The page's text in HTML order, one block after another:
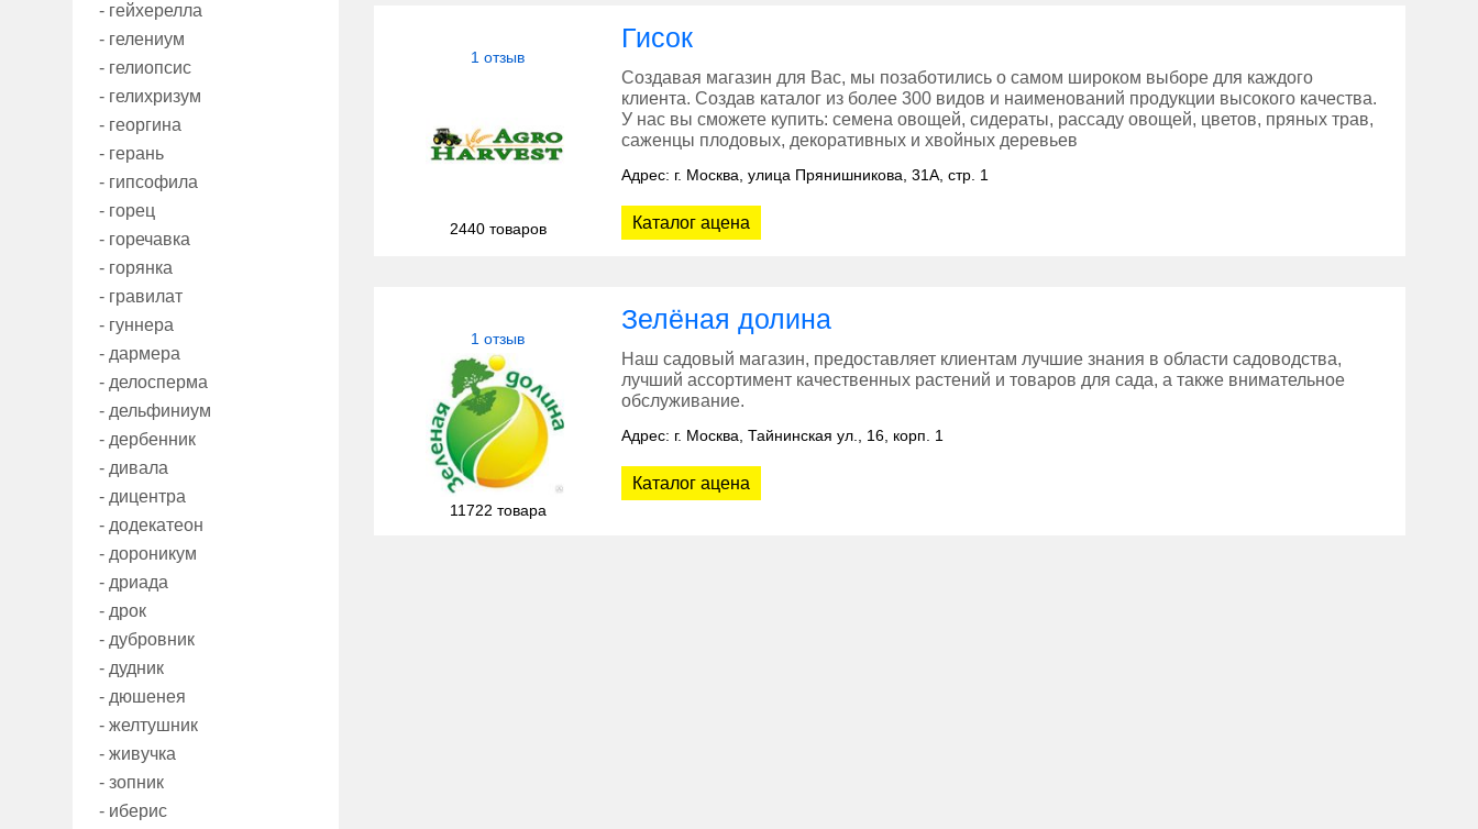
- гейхерелла
- гелениум
- гелиопсис
- гелихризум
- георгина
- герань
- гипсофила
- горец
- горечавка
- горянка
- гравилат
- гуннера
- дармера
- делосперма
- дельфиниум
- дербенник
- дивала
- дицентра
- додекатеон
- дороникум
- дриада
- дрок
- дубровник
- дудник
- дюшенея
- желтушник
- живучка
- зопник
- иберис
1 отзыв
2440 товаров
Гисок
Создавая магазин для Вас, мы позаботились о самом широком выборе для каждого
клиента. Создав каталог из более 300 видов и наименований продукции высокого качества.
У нас вы сможете купить: семена овощей, сидераты, рассаду овощей, цветов, пряных трав,
саженцы плодовых, декоративных и хвойных деревьев
Адрес: г. Москва, улица Прянишникова, 31А, стр. 1
Каталог ацена
1 отзыв
11722 товара
Зелёная долина
Наш садовый магазин, предоставляет клиентам лучшие знания в области садоводства,
лучший ассортимент качественных растений и товаров для сада, а также внимательное
обслуживание.
Адрес: г. Москва, Тайнинская ул., 16, корп. 1
Каталог ацена